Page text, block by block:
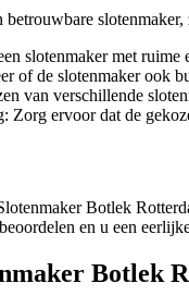
betrouwbare
slotenmaker met ruime
of de slotenmaker ook
van verschillende
Zorg ervoor dat de
Botlek
en u een
Botlek